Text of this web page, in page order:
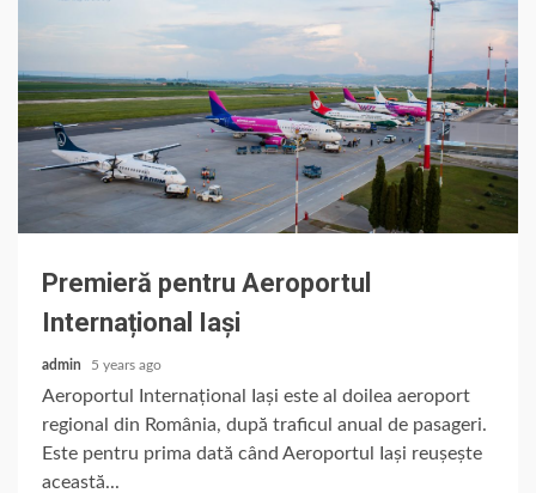
Premieră pentru Aeroportul
Internațional Iași
admin 5 years ago
Aeroportul Internațional Iași este al doilea aeroport
regional din România, după traficul anual de pasageri.
Este pentru prima dată când Aeroportul Iași reușește
această...